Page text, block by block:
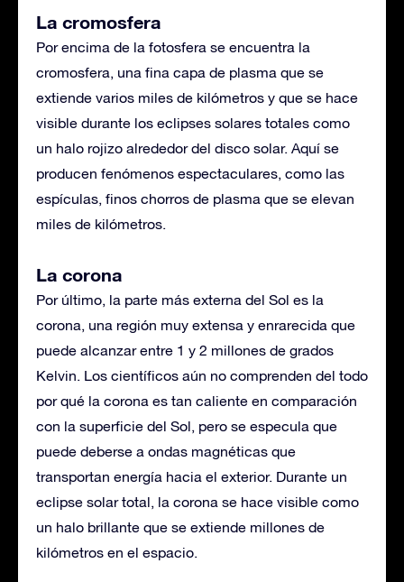
La cromosfera
Por encima de la fotosfera se encuentra la
cromosfera, una fina capa de plasma que se
extiende varios miles de kilómetros y que se hace
visible durante los eclipses solares totales como
un halo rojizo alrededor del disco solar. Aquí se
producen fenómenos espectaculares, como las
espículas, finos chorros de plasma que se elevan
miles de kilómetros.
La corona
Por último, la parte más externa del Sol es la
corona, una región muy extensa y enrarecida que
puede alcanzar entre 1 y 2 millones de grados
Kelvin. Los científicos aún no comprenden del todo
por qué la corona es tan caliente en comparación
con la superficie del Sol, pero se especula que
puede deberse a ondas magnéticas que
transportan energía hacia el exterior. Durante un
eclipse solar total, la corona se hace visible como
un halo brillante que se extiende millones de
kilómetros en el espacio.